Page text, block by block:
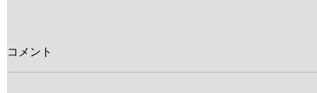
コメント